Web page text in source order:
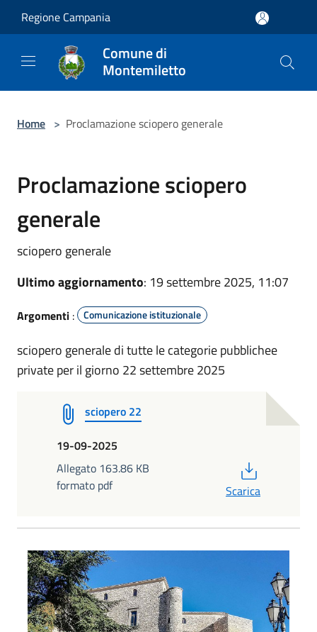
Regione Campania
Comune di
Montemiletto
Home > Proclamazione sciopero generale
Proclamazione sciopero
generale
sciopero generale
Ultimo aggiornamento: 19 settembre 2025, 11:07
Argomenti : Comunicazione istituzionale
sciopero generale di tutte le categorie pubblichee
private per il giorno 22 settembre 2025
sciopero 22
19-09-2025
Allegato 163.86 KB
formato pdf
Scarica
Castello della Leonessa